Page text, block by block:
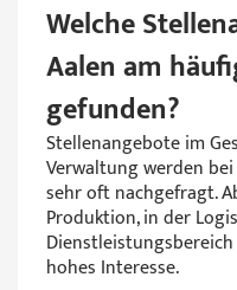
Welche
Aalen am
gefunden?
Stellenangebote im
Verwaltung werden
sehr oft nachgefragt.
Produktion, in der
hohes Interesse.